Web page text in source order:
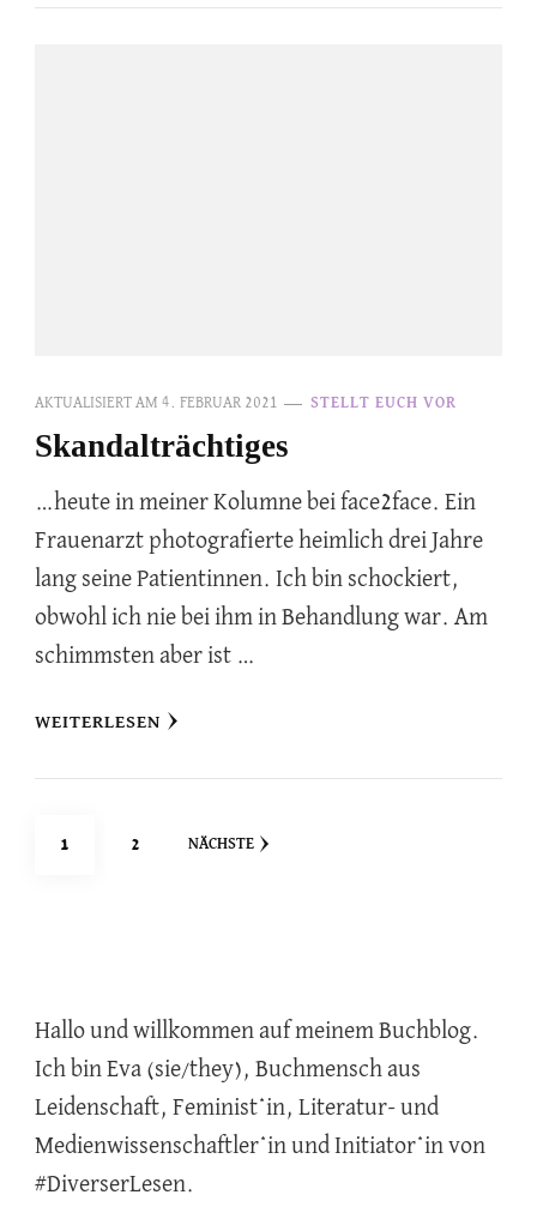
AKTUALISIERT AM 4. FEBRUAR 2021 STELLT EUCH VOR
Skandalträchtiges
…heute in meiner Kolumne bei face2face. Ein
Frauenarzt photografierte heimlich drei Jahre
lang seine Patientinnen. Ich bin schockiert,
obwohl ich nie bei ihm in Behandlung war. Am
schimmsten aber ist …
WEITERLESEN
Seitennummerierung
SEITE
1 SEITE
2 NÄCHSTE
Hallo und willkommen auf meinem Buchblog.
Ich bin Eva (sie/they), Buchmensch aus
Leidenschaft, Feminist*in, Literatur- und
Medienwissenschaftler*in und Initiator*in von
#DiverserLesen.